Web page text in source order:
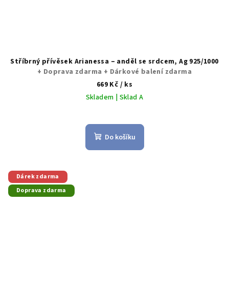
Stříbrný přívěsek Arianessa – anděl se srdcem, Ag 925/1000
+ Doprava zdarma + Dárkové balení zdarma
669 Kč / ks
Skladem | Sklad A
Do košíku
Dárek zdarma
Doprava zdarma